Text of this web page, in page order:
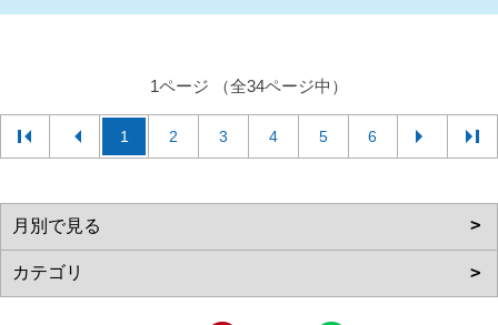
1ページ （全34ページ中）
1 2 3 4 5 6